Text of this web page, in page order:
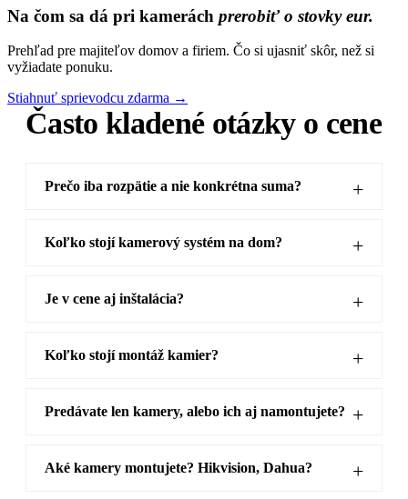
Na čom sa dá pri kamerách prerobiť o stovky eur.
Prehľad pre majiteľov domov a firiem. Čo si ujasniť skôr, než si
vyžiadate ponuku.
Stiahnuť sprievodcu zdarma →
Často kladené otázky o cene
Prečo iba rozpätie a nie konkrétna suma?
Koľko stojí kamerový systém na dom?
Je v cene aj inštalácia?
Koľko stojí montáž kamier?
Predávate len kamery, alebo ich aj namontujete?
Aké kamery montujete? Hikvision, Dahua?